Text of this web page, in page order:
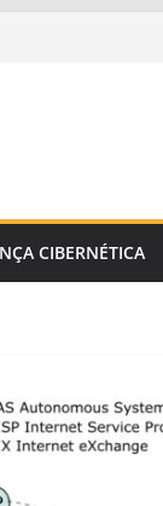
CIBERNÉTICA